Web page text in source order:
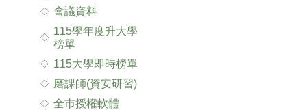
會議資料
115學年度升大學
榜單
115大學即時榜單
磨課師(資安研習)
全巿授權軟體